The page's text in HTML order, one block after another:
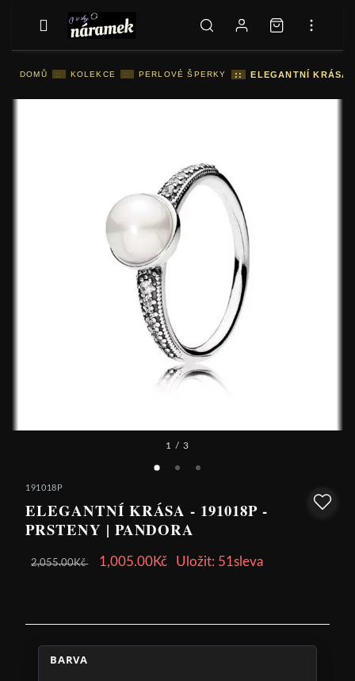
DOMŮ :: KOLEKCE :: PERLOVÉ ŠPERKY :: ELEGANTNÍ KRÁSA
1 / 3
191018P
ELEGANTNÍ KRÁSA - 191018P -
PRSTENY | PANDORA
2,055.00Kč 1,005.00Kč Uložit: 51sleva
BARVA